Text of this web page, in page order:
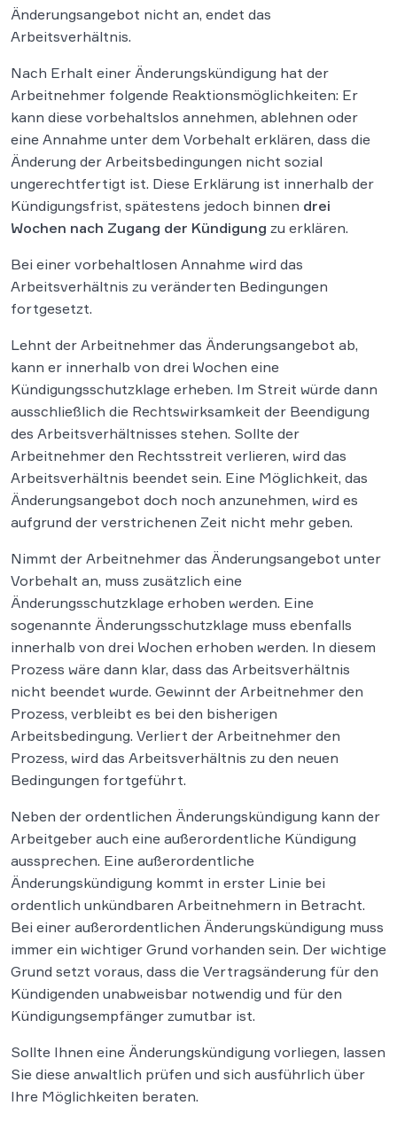
Änderungsangebot nicht an, endet das
Arbeitsverhältnis.
Nach Erhalt einer Änderungskündigung hat der
Arbeitnehmer folgende Reaktionsmöglichkeiten: Er
kann diese vorbehaltslos annehmen, ablehnen oder
eine Annahme unter dem Vorbehalt erklären, dass die
Änderung der Arbeitsbedingungen nicht sozial
ungerechtfertigt ist. Diese Erklärung ist innerhalb der
Kündigungsfrist, spätestens jedoch binnen drei
Wochen nach Zugang der Kündigung zu erklären.
Bei einer vorbehaltlosen Annahme wird das
Arbeitsverhältnis zu veränderten Bedingungen
fortgesetzt.
Lehnt der Arbeitnehmer das Änderungsangebot ab,
kann er innerhalb von drei Wochen eine
Kündigungsschutzklage erheben. Im Streit würde dann
ausschließlich die Rechtswirksamkeit der Beendigung
des Arbeitsverhältnisses stehen. Sollte der
Arbeitnehmer den Rechtsstreit verlieren, wird das
Arbeitsverhältnis beendet sein. Eine Möglichkeit, das
Änderungsangebot doch noch anzunehmen, wird es
aufgrund der verstrichenen Zeit nicht mehr geben.
Nimmt der Arbeitnehmer das Änderungsangebot unter
Vorbehalt an, muss zusätzlich eine
Änderungsschutzklage erhoben werden. Eine
sogenannte Änderungsschutzklage muss ebenfalls
innerhalb von drei Wochen erhoben werden. In diesem
Prozess wäre dann klar, dass das Arbeitsverhältnis
nicht beendet wurde. Gewinnt der Arbeitnehmer den
Prozess, verbleibt es bei den bisherigen
Arbeitsbedingung. Verliert der Arbeitnehmer den
Prozess, wird das Arbeitsverhältnis zu den neuen
Bedingungen fortgeführt.
Neben der ordentlichen Änderungskündigung kann der
Arbeitgeber auch eine außerordentliche Kündigung
aussprechen. Eine außerordentliche
Änderungskündigung kommt in erster Linie bei
ordentlich unkündbaren Arbeitnehmern in Betracht.
Bei einer außerordentlichen Änderungskündigung muss
immer ein wichtiger Grund vorhanden sein. Der wichtige
Grund setzt voraus, dass die Vertragsänderung für den
Kündigenden unabweisbar notwendig und für den
Kündigungsempfänger zumutbar ist.
Sollte Ihnen eine Änderungskündigung vorliegen, lassen
Sie diese anwaltlich prüfen und sich ausführlich über
Ihre Möglichkeiten beraten.